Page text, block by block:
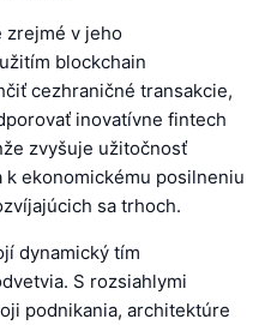
zrejmé v jeho
blockchain
cezhraničné transakcie,
inovatívne fintech
zvyšuje užitočnosť
ekonomickému posilneniu
sa trhoch.
dynamický tím
S rozsiahlymi
podnikania, architektúre